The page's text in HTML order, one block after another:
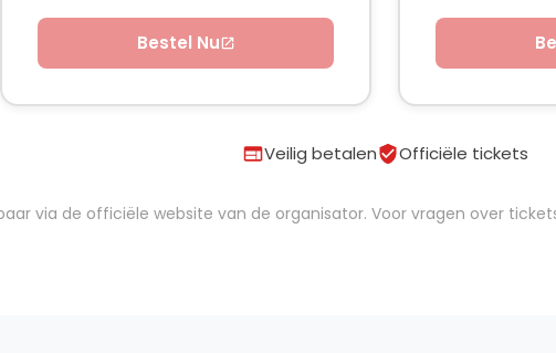
Bestel Nu
Veilig betalen Officiële tickets
via de officiële website van de organisator. Voor vragen over